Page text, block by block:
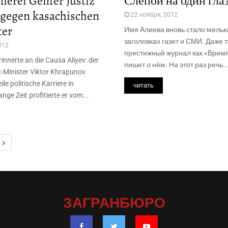
kasachischen
an die Causa Aliyev: der
Minister Viktor Khrapunov
politische Karriere in
Zeit profitierte er vom...
22 ноября, 2012
Имя Алиева вновь стало
заголовках газет и СМИ. Даже
престижный журнал как
пишет о нём. На этот раз речь...
читать
ЗАГРАНБЮРО